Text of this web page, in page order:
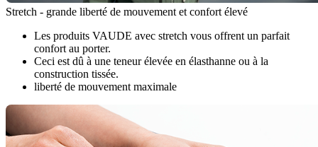
Stretch - grande liberté de mouvement et confort élevé
Les produits VAUDE avec stretch vous offrent un parfait
confort au porter.
Ceci est dû à une teneur élevée en élasthanne ou à la
construction tissée.
liberté de mouvement maximale